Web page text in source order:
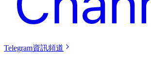
Telegram資訊頻道